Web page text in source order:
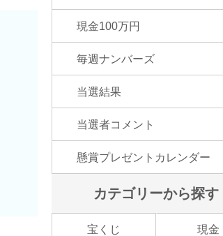
現金100万円
毎週ナンバーズ
当選結果
当選者コメント
懸賞プレゼントカレンダー
カテゴリーから探す
宝くじ 現金